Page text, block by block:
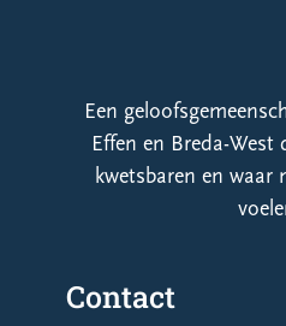
Een
Effen en Breda-
kwetsbaren en waar
Contact